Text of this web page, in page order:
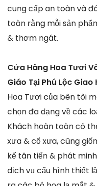
cung cấp an toàn và
toàn rằng mỗi sản
& thơm ngát.
Cửa Hàng Hoa Tươi
Giáo Tại Phú Lộc
Hoa Tươi của bên tôi
chọn đa dạng về các
Khách hoàn toàn có
xưa & cổ xưa, cũng
kế tân tiến & phát
dịch vụ cấu hình thiết